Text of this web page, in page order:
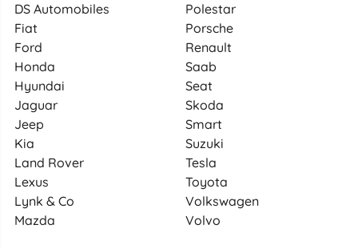
DS Automobiles
Fiat
Ford
Honda
Hyundai
Jaguar
Jeep
Kia
Land Rover
Lexus
Lynk & Co
Mazda
Polestar
Porsche
Renault
Saab
Seat
Skoda
Smart
Suzuki
Tesla
Toyota
Volkswagen
Volvo